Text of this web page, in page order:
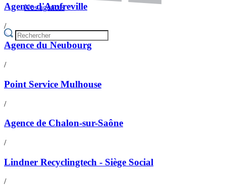
Nos agences
Agence d'Amfreville
/
Agence du Neubourg
/
Point Service Mulhouse
/
Agence de Chalon-sur-Saône
/
Lindner Recyclingtech - Siège Social
/